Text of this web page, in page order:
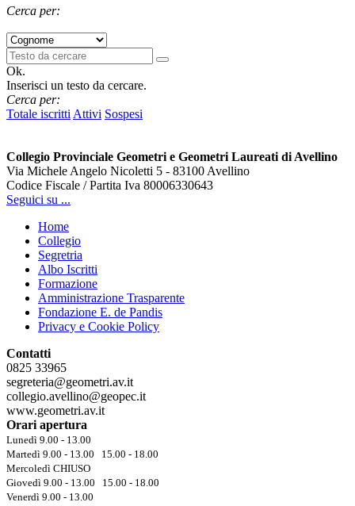
Cerca per:
Ok.
Inserisci un testo da cercare.
Cerca per:
Totale iscrittiAttivi Sospesi
Collegio Provinciale Geometri e Geometri Laureati di Avellino
Via Michele Angelo Nicoletti 5 - 83100 Avellino
Codice Fiscale / Partita Iva 80006330643
Seguici su ...
Home
Collegio
Segretria
Albo Iscritti
Formazione
Amministrazione Trasparente
Fondazione E. de Pandis
Privacy e Cookie Policy
Contatti
0825 33965
segreteria@geometri.av.it
collegio.avellino@geopec.it
www.geometri.av.it
Orari apertura
Lunedì 9.00 - 13.00
Martedì 9.00 - 13.00 15.00 - 18.00
Mercoledì CHIUSO
Giovedì 9.00 - 13.00 15.00 - 18.00
Venerdì 9.00 - 13.00